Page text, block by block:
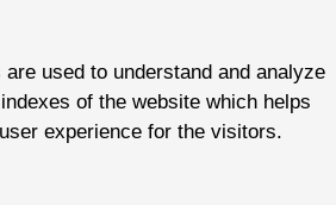
used to understand and analyze
of the website which helps
experience for the visitors.